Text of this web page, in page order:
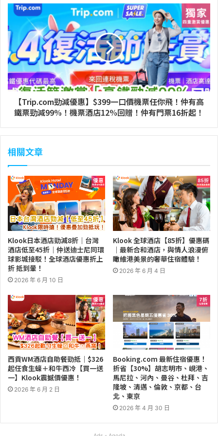
【Trip.com勁減優惠】$399一口價機票任你飛！仲有高
鐵票勁減99%！機票酒店12%回贈！仲有門票16折起！
相關文章
Klook日本酒店勁減8折｜台灣
酒店低至45折｜仲送迪士尼同環
球影城接駁！全球酒店優惠折上
折 抵到暈！
2026 年 6 月 10 日
Klook 全球酒店【85折】優惠碼
｜最新合和酒店，與情人浪漫俯
瞰維港美景的奢華住宿體驗！
2026 年 6 月 4 日
西貢WM酒店自助餐勁抵｜$326
起任食生蠔＋和牛西冷【買一送
一】Klook震撼價優惠！
2026 年 6 月 2 日
Booking.com 最新住宿優惠！
折省【30%】胡志明市、峴港、
馬尼拉、河內、曼谷、杜拜、吉
隆坡、清邁、倫敦、京都、台
北、東京
2026 年 4 月 30 日